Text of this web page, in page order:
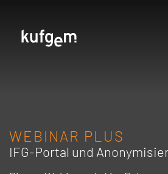
WEBINAR PLUS
IFG-Portal und